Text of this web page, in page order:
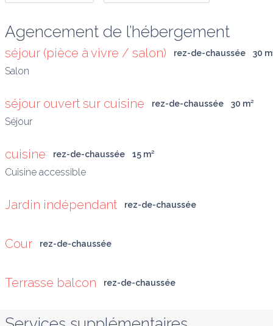
Agencement de l’hébergement
séjour (pièce à vivre / salon) rez-de-chaussée 30 m
Salon
séjour ouvert sur cuisine rez-de-chaussée 30 m²
Séjour
cuisine rez-de-chaussée 15 m²
Cuisine accessible
Jardin indépendant rez-de-chaussée
Cour rez-de-chaussée
Terrasse balcon rez-de-chaussée